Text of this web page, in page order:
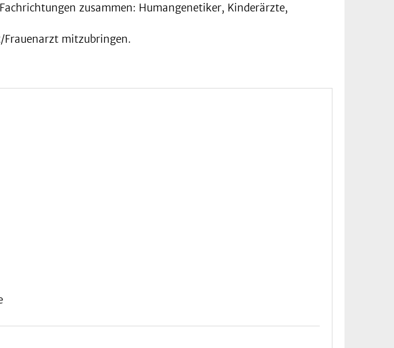
zusammen: Humangenetiker, Kinderärzte,
mitzubringen.